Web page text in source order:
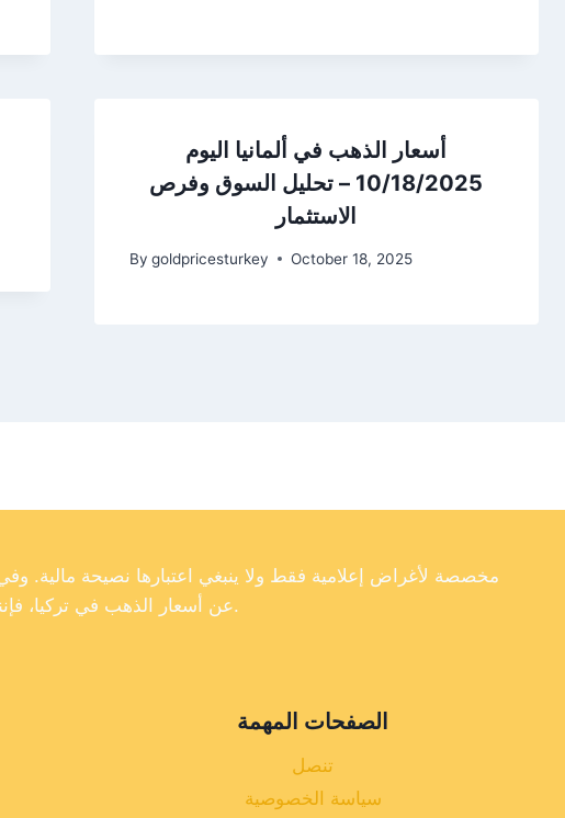
أسعار الذهب في ألمانيا اليوم
10/18/2025 – تحليل السوق وفرص
الاستثمار
By goldpricesturkey October 18, 2025
عن أسعار الذهب في تركيا، فإننا لا نضمن دقة أو اكتمال أو موثوقية البيانات الموجودة على موقعنا الإلكتروني.
الصفحات المهمة
تنصل
سياسة الخصوصية